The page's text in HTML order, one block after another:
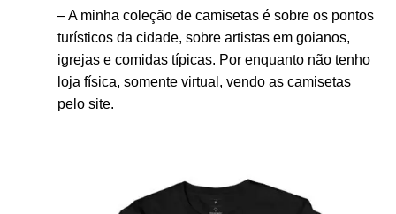
– A minha coleção de camisetas é sobre os pontos
turísticos da cidade, sobre artistas em goianos,
igrejas e comidas típicas. Por enquanto não tenho
loja física, somente virtual, vendo as camisetas
pelo site.